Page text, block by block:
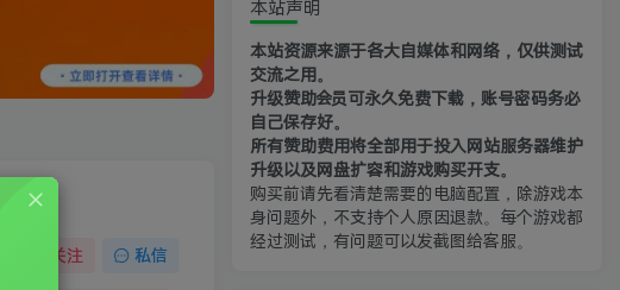
关注 私信
本站声明
本站资源来源于各大自媒体和网络，仅供测试
交流之用。
升级赞助会员可永久免费下载，账号密码务必
自己保存好。
所有赞助费用将全部用于投入网站服务器维护
升级以及网盘扩容和游戏购买开支。
购买前请先看清楚需要的电脑配置，除游戏本
身问题外，不支持个人原因退款。每个游戏都
经过测试，有问题可以发截图给客服。